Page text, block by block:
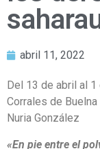
abril 11, 2022
Del 13 de abril al
Corrales de
Nuria González
«En pie entre el